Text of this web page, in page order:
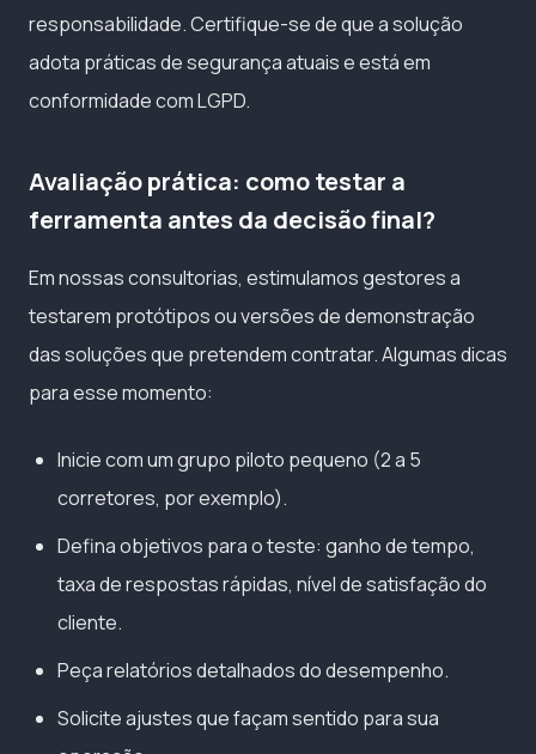
responsabilidade. Certifique-se de que a solução
adota práticas de segurança atuais e está em
conformidade com LGPD.
Avaliação prática: como testar a
ferramenta antes da decisão final?
Em nossas consultorias, estimulamos gestores a
testarem protótipos ou versões de demonstração
das soluções que pretendem contratar. Algumas dicas
para esse momento:
Inicie com um grupo piloto pequeno (2 a 5
corretores, por exemplo).
Defina objetivos para o teste: ganho de tempo,
taxa de respostas rápidas, nível de satisfação do
cliente.
Peça relatórios detalhados do desempenho.
Solicite ajustes que façam sentido para sua